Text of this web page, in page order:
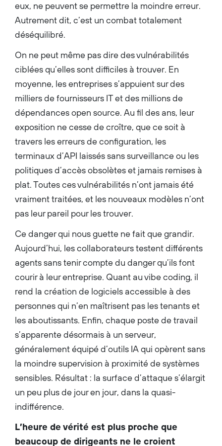
eux, ne peuvent se permettre la moindre erreur.
Autrement dit, c’est un combat totalement
déséquilibré.
On ne peut même pas dire des vulnérabilités
ciblées qu’elles sont difficiles à trouver. En
moyenne, les entreprises s’appuient sur des
milliers de fournisseurs IT et des millions de
dépendances open source. Au fil des ans, leur
exposition ne cesse de croître, que ce soit à
travers les erreurs de configuration, les
terminaux d’API laissés sans surveillance ou les
politiques d’accès obsolètes et jamais remises à
plat. Toutes ces vulnérabilités n’ont jamais été
vraiment traitées, et les nouveaux modèles n’ont
pas leur pareil pour les trouver.
Ce danger qui nous guette ne fait que grandir.
Aujourd’hui, les collaborateurs testent différents
agents sans tenir compte du danger qu’ils font
courir à leur entreprise. Quant au vibe coding, il
rend la création de logiciels accessible à des
personnes qui n’en maîtrisent pas les tenants et
les aboutissants. Enfin, chaque poste de travail
s’apparente désormais à un serveur,
généralement équipé d’outils IA qui opèrent sans
la moindre supervision à proximité de systèmes
sensibles. Résultat : la surface d’attaque s’élargit
un peu plus de jour en jour, dans la quasi-
indifférence.
L’heure de vérité est plus proche que
beaucoup de dirigeants ne le croient